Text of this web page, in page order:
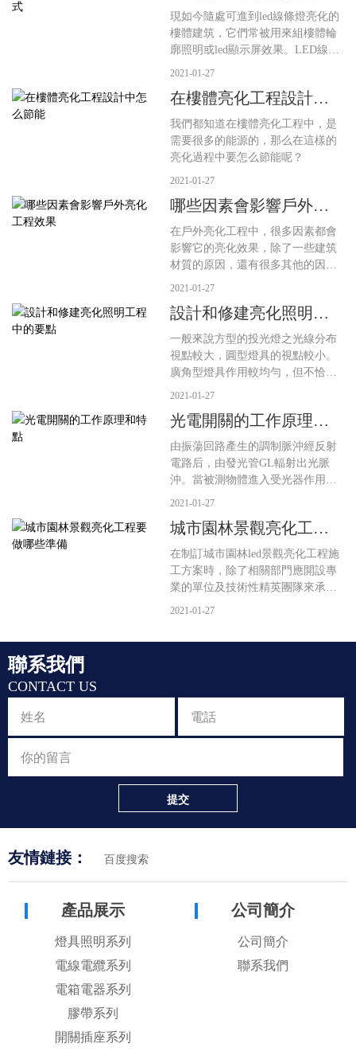
式
現如今隨處可進到led線條燈亮化的
樓體建筑，它們常被用來組樓體輪
廓照明或led顯示屏效果。LED線條
燈系列是一種柔性裝飾燈，其特點
曲，免維護等。特別適合室內外娛
樂場所，建筑物輪廓勾畫及廣告牌
的制作等。根據不同需求該產品有1
2V,24V等，長度有30CM,60CM,90C
制不同規格的線條燈。而城市樓體
有玻璃幕墻結構的、也有大理石材
質幕墻的，那么玻璃幕墻亮化怎么
安裝led線條燈呢。
2021-01-27
在樓體亮化工程設計中
怎么節能
我們都知道在樓體亮化工程中，是
需要很多的能源的，那么在這樣的
亮化過程中要怎么節能呢？
2021-01-27
哪些因素會影響戶外亮
化工程效果
在戶外亮化工程中，很多因素都會
影響它的亮化效果，除了一些建筑
材質的原因，還有很多其他的因素
也會影響，所以我們在設計之前一
響。
2021-01-27
設計和修建亮化照明工
程中的要點
一般來說方型的投光燈之光線分布
視點較大，圓型燈具的視點較小。
廣角型燈具作用較均勻，但不恰當
合適做遠距投射;窄角型燈具合適做
則均勻度較差。燈具的挑選除了配
光特性之外，外型、材質、防塵、
防水等級(IP等級)等也都是要考慮
的因素
2021-01-27
光電開關的工作原理和
特點
由振蕩回路產生的調制脈沖經反射
電路后，由發光管GL輻射出光脈
沖。當被測物體進入受光器作用范
圍時，被反射回來的光脈沖進入光
脈沖解調為電脈沖信號，再經放大
器放大和同步選通整形，然后用數
字積分或RC積分方式排除干擾，經
延時（或不延時）觸發驅動器輸出
2021-01-27
城市園林景觀亮化工程
要做哪些準備
在制訂城市園林led景觀亮化工程施
工方案時，除了相關部門應開設專
業的單位及技術性精英團隊來承擔
園林景觀亮化工程的整體規劃、工
2021-01-27
聯系我們
CONTACT US
提交
友情鏈接： 百度搜索
產品展示
燈具照明系列
電線電纜系列
電箱電器系列
膠帶系列
開關插座系列
公司簡介
公司簡介
聯系我們